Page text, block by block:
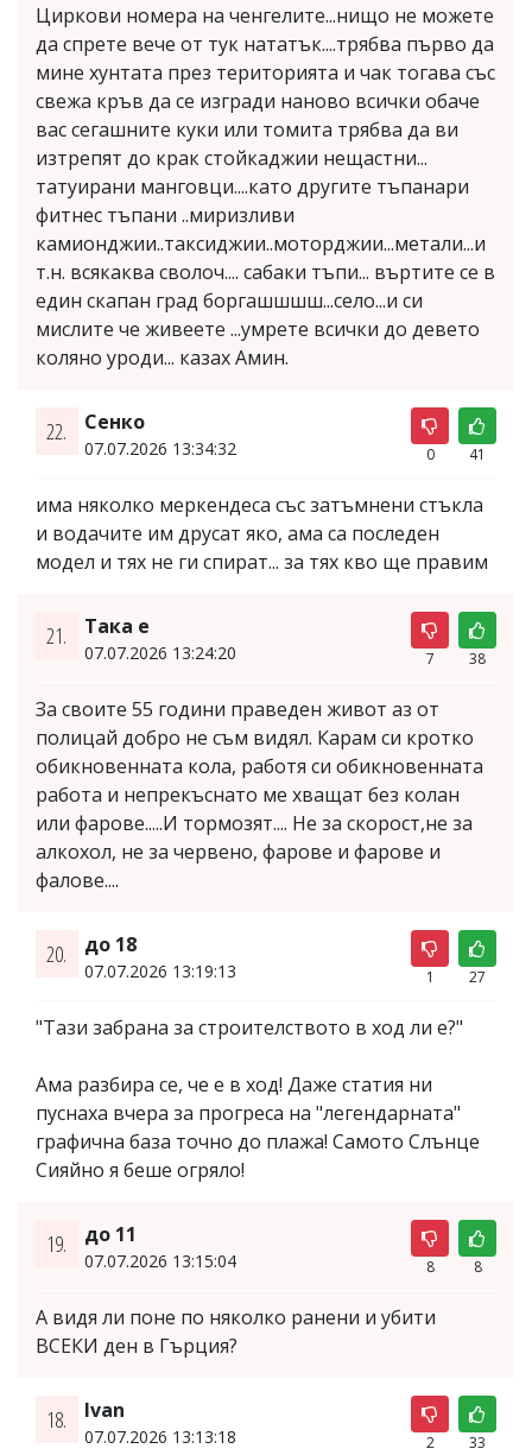
Циркови номера на ченгелите...нищо не можете
да спрете вече от тук нататък....трябва първо да
мине хунтата през територията и чак тогава със
свежа кръв да се изгради наново всички обаче
вас сегашните куки или томита трябва да ви
изтрепят до крак стойкаджии нещастни...
татуирани манговци....като другите тъпанари
фитнес тъпани ..миризливи
камионджии..таксиджии..моторджии...метали...и
т.н. всякаква сволоч.... сабаки тъпи... въртите се в
един скапан град боргашшшш...село...и си
мислите че живеете ...умрете всички до девето
коляно уроди... казах Амин.
22. Сенко
07.07.2026 13:34:32 0 41
има няколко меркендеса със затъмнени стъкла
и водачите им друсат яко, ама са последен
модел и тях не ги спират... за тях кво ще правим
21. Така е
07.07.2026 13:24:20 7 38
За своите 55 години праведен живот аз от
полицай добро не съм видял. Карам си кротко
обикновенната кола, работя си обикновенната
работа и непрекъснато ме хващат без колан
или фарове.....И тормозят.... Не за скорост,не за
алкохол, не за червено, фарове и фарове и
фалове....
20. до 18
07.07.2026 13:19:13 1 27
"Тази забрана за строителството в ход ли е?"
Ама разбира се, че е в ход! Даже статия ни
пуснаха вчера за прогреса на "легендарната"
графична база точно до плажа! Самото Слънце
Сияйно я беше огряло!
19. до 11
07.07.2026 13:15:04 8 8
А видя ли поне по няколко ранени и убити
ВСЕКИ ден в Гърция?
18. Ivan
07.07.2026 13:13:18 2 33